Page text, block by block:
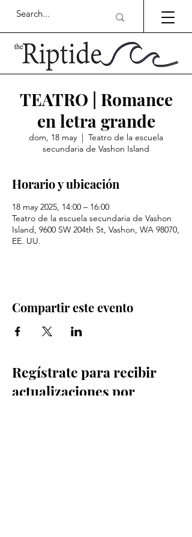
TEATRO | Romance
en letra grande
dom, 18 may
  |
Teatro de la escuela
secundaria de Vashon Island
Horario y ubicación
18 may 2025, 14:00 – 16:00
Teatro de la escuela secundaria de Vashon
Island, 9600 SW 204th St, Vashon, WA 98070,
EE. UU.
Compartir este evento
Regístrate para recibir
actualizaciones por